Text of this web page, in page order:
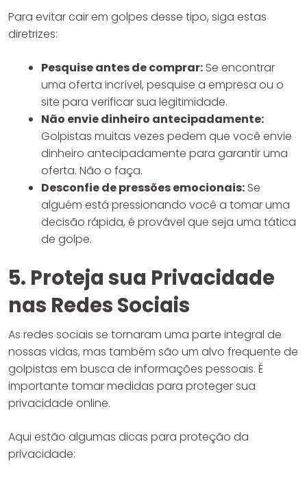
Para evitar cair em golpes desse tipo, siga estas
diretrizes:
Pesquise antes de comprar: Se encontrar
uma oferta incrível, pesquise a empresa ou o
site para verificar sua legitimidade.
Não envie dinheiro antecipadamente:
Golpistas muitas vezes pedem que você envie
dinheiro antecipadamente para garantir uma
oferta. Não o faça.
Desconfie de pressões emocionais: Se
alguém está pressionando você a tomar uma
decisão rápida, é provável que seja uma tática
de golpe.
5. Proteja sua Privacidade
nas Redes Sociais
As redes sociais se tornaram uma parte integral de
nossas vidas, mas também são um alvo frequente de
golpistas em busca de informações pessoais. É
importante tomar medidas para proteger sua
privacidade online.
Aqui estão algumas dicas para proteção da
privacidade: